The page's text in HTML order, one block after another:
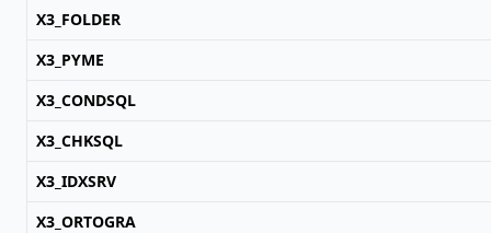
X3_FOLDER
X3_PYME
X3_CONDSQL
X3_CHKSQL
X3_IDXSRV
X3_ORTOGRA